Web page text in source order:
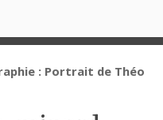
: Portrait de Théo